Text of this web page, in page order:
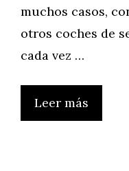
muchos casos,
otros coches de
cada vez …
Leer más